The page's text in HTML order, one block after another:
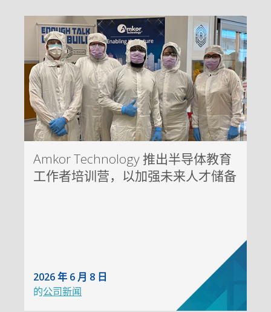
Amkor Technology 推出半导体教育
工作者培训营，以加强未来人才储备
2026 年 6 月 8 日
的公司新闻